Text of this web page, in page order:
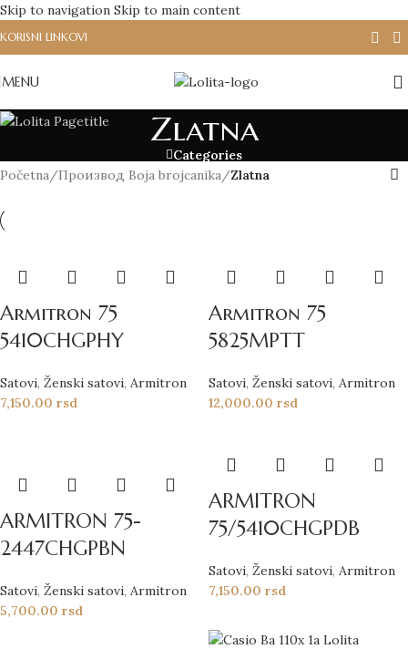
Skip to navigation Skip to main content
KORISNI LINKOVI
MENU
Zlatna
Categories
Početna/Производ Boja brojcanika/Zlatna
Armitron 75
5410CHGPHY
Satovi, Ženski satovi, Armitron
7,150.00 rsd
Armitron 75
5825MPTT
Satovi, Ženski satovi, Armitron
12,000.00 rsd
ARMITRON 75-
2447CHGPBN
Satovi, Ženski satovi, Armitron
5,700.00 rsd
ARMITRON
75/5410CHGPDB
Satovi, Ženski satovi, Armitron
7,150.00 rsd